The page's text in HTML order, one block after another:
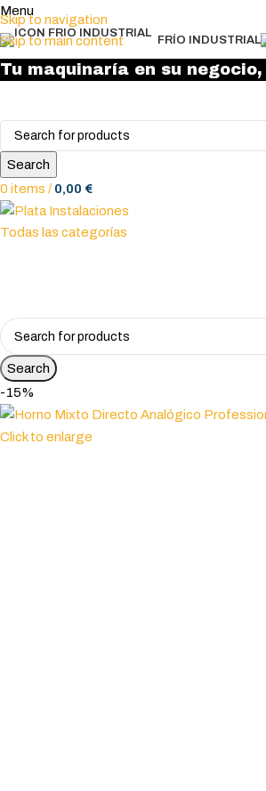
Skip to navigation
Skip to main content
Menu
FRÍO INDUSTRIAL
Tu maquinaría en su
Search
0 items / 0,00 €
Todas las categorías
Search
-15%
Click to enlarge